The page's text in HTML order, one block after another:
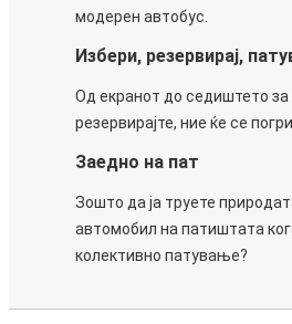
модерен автобус.
Избери, резервирај,
Од екранот до седиштето за
резервирајте, ние ќе се
Заедно на пат
Зошто да ја труете
автомобил на патиштата
колективно патување?